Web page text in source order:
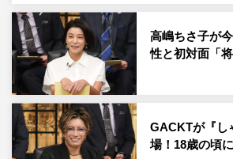
『しゃべくり007』
日本テレビ系
2023年6月19日（月）午後9時～9時54
番組公式HP：https://www.ntv.co.jp/007/
番組公式Twitter：@shabekuri007ntv
©日本テレビ
高嶋ちさ子が
性と初対面「
GACKTが『し
場！18歳の頃